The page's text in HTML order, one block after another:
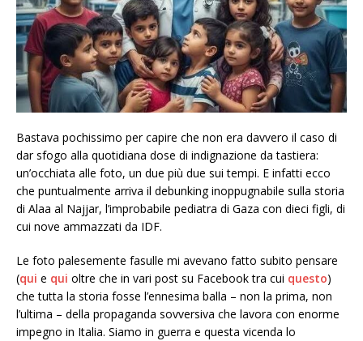
Bastava pochissimo per capire che non era davvero il caso di
dar sfogo alla quotidiana dose di indignazione da tastiera:
un’occhiata alle foto, un due più due sui tempi. E infatti ecco
che puntualmente arriva il debunking inoppugnabile sulla storia
di Alaa al Najjar, l’improbabile pediatra di Gaza con dieci figli, di
cui nove ammazzati da IDF.
Le foto palesemente fasulle mi avevano fatto subito pensare
(qui e qui oltre che in vari post su Facebook tra cui questo)
che tutta la storia fosse l’ennesima balla – non la prima, non
l’ultima – della propaganda sovversiva che lavora con enorme
impegno in Italia. Siamo in guerra e questa vicenda lo